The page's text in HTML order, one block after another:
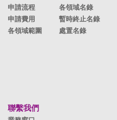
申請流程
申請費用
各領域範圍
各領域名錄
暫時終止名錄
處置名錄
聯繫我們